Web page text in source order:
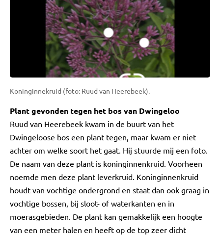
Koninginnekruid (foto: Ruud van Heerebeek).
Plant gevonden tegen het bos van Dwingeloo
Ruud van Heerebeek kwam in de buurt van het
Dwingeloose bos een plant tegen, maar kwam er niet
achter om welke soort het gaat. Hij stuurde mij een foto.
De naam van deze plant is koninginnenkruid. Voorheen
noemde men deze plant leverkruid. Koninginnenkruid
houdt van vochtige ondergrond en staat dan ook graag in
vochtige bossen, bij sloot- of waterkanten en in
moerasgebieden. De plant kan gemakkelijk een hoogte
van een meter halen en heeft op de top zeer dicht